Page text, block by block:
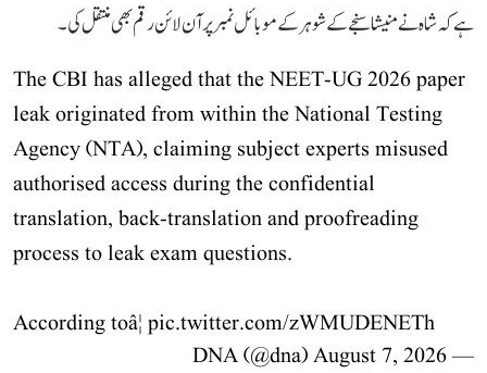
ہے کہ شاہ نے منیشا سنجے کے شوہر کے موبائل نمبر پر آن لائن رقم بھی منتقل کی۔
The CBI has alleged that the NEET-UG 2026 paper
leak originated from within the National Testing
Agency (NTA), claiming subject experts misused
authorised access during the confidential
translation, back-translation and proofreading
process to leak exam questions.
According toâ¦ pic.twitter.com/zWMUDENETh
— DNA (@dna)
August 7, 2026